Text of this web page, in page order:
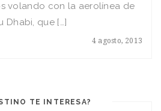
4 agosto, 2013
volando con la aerolínea de
Dhabi, que […]
TE INTERESA?